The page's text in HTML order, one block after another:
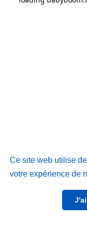
Ce site web utilise
votre expérience de